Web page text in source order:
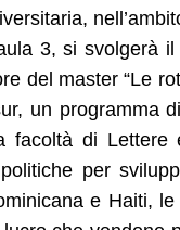
3, si svolgerà
del master “Le
un programma
facoltà di Lettere
per
e Haiti,